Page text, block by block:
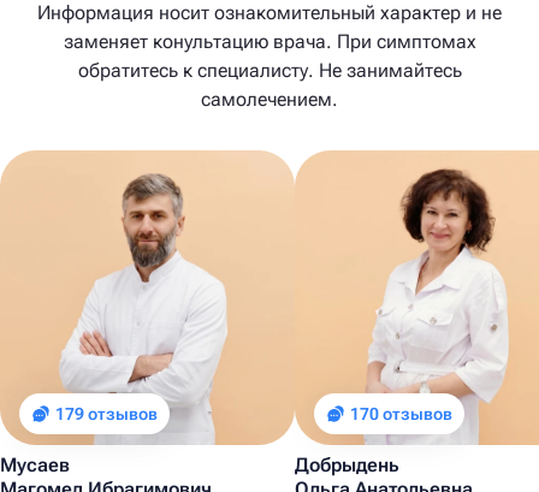
Информация носит ознакомительный характер и не
заменяет конультацию врача. При симптомах
обратитесь к специалисту. Не занимайтесь
самолечением.
179 отзывов
Мусаев
170 отзывов
Добрыдень